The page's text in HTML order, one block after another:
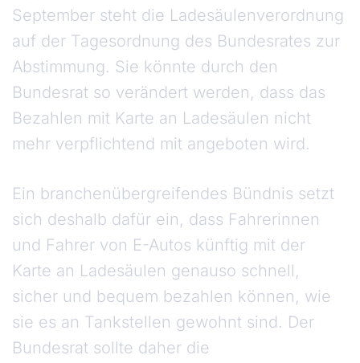
September steht die Ladesäulenverordnung
auf der Tagesordnung des Bundesrates zur
Abstimmung. Sie könnte durch den
Bundesrat so verändert werden, dass das
Bezahlen mit Karte an Ladesäulen nicht
mehr verpflichtend mit angeboten wird.
Ein branchenübergreifendes Bündnis setzt
sich deshalb dafür ein, dass Fahrerinnen
und Fahrer von E-Autos künftig mit der
Karte an Ladesäulen genauso schnell,
sicher und bequem bezahlen können, wie
sie es an Tankstellen gewohnt sind. Der
Bundesrat sollte daher die